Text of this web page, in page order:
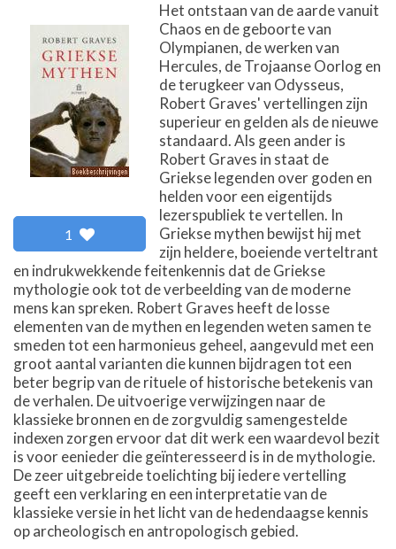
1
Het ontstaan van de aarde vanuit
Chaos en de geboorte van
Olympianen, de werken van
Hercules, de Trojaanse Oorlog en
de terugkeer van Odysseus,
Robert Graves' vertellingen zijn
superieur en gelden als de nieuwe
standaard. Als geen ander is
Robert Graves in staat de
Griekse legenden over goden en
helden voor een eigentijds
lezerspubliek te vertellen. In
Griekse mythen bewijst hij met
zijn heldere, boeiende verteltrant
en indrukwekkende feitenkennis dat de Griekse
mythologie ook tot de verbeelding van de moderne
mens kan spreken. Robert Graves heeft de losse
elementen van de mythen en legenden weten samen te
smeden tot een harmonieus geheel, aangevuld met een
groot aantal varianten die kunnen bijdragen tot een
beter begrip van de rituele of historische betekenis van
de verhalen. De uitvoerige verwijzingen naar de
klassieke bronnen en de zorgvuldig samengestelde
indexen zorgen ervoor dat dit werk een waardevol bezit
is voor eenieder die geïnteresseerd is in de mythologie.
De zeer uitgebreide toelichting bij iedere vertelling
geeft een verklaring en een interpretatie van de
klassieke versie in het licht van de hedendaagse kennis
op archeologisch en antropologisch gebied.